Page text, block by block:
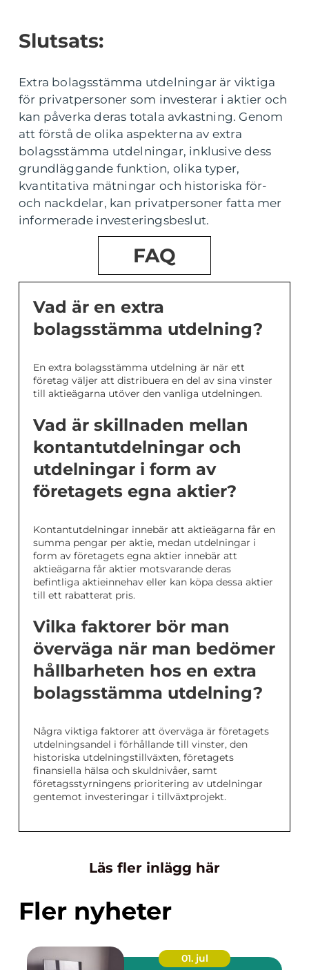
Slutsats:
Extra bolagsstämma utdelningar är viktiga
för privatpersoner som investerar i aktier och
kan påverka deras totala avkastning. Genom
att förstå de olika aspekterna av extra
bolagsstämma utdelningar, inklusive dess
grundläggande funktion, olika typer,
kvantitativa mätningar och historiska för-
och nackdelar, kan privatpersoner fatta mer
informerade investeringsbeslut.
FAQ
Vad är en extra
bolagsstämma utdelning?
En extra bolagsstämma utdelning är när ett
företag väljer att distribuera en del av sina vinster
till aktieägarna utöver den vanliga utdelningen.
Vad är skillnaden mellan
kontantutdelningar och
utdelningar i form av
företagets egna aktier?
Kontantutdelningar innebär att aktieägarna får en
summa pengar per aktie, medan utdelningar i
form av företagets egna aktier innebär att
aktieägarna får aktier motsvarande deras
befintliga aktieinnehav eller kan köpa dessa aktier
till ett rabatterat pris.
Vilka faktorer bör man
överväga när man bedömer
hållbarheten hos en extra
bolagsstämma utdelning?
Några viktiga faktorer att överväga är företagets
utdelningsandel i förhållande till vinster, den
historiska utdelningstillväxten, företagets
finansiella hälsa och skuldnivåer, samt
företagsstyrningens prioritering av utdelningar
gentemot investeringar i tillväxtprojekt.
Läs fler inlägg här
Fler nyheter
01. jul